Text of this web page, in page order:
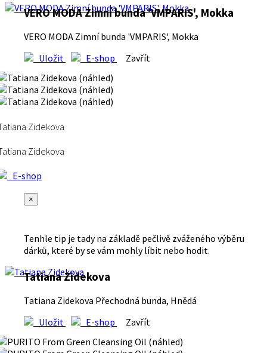
VERO MODA Zimní bunda 'VMPARIS', Mokka
VERO MODA Zimní bunda 'VMPARIS', Mokka
Uložit
E-shop Zavřít
Zidekova
Zidekova
E-shop
×
Tenhle tip je tady na základě pečlivě zváženého výběru
dárků, které by se vám mohly líbit nebo hodit.
Tatiana Zidekova
Tatiana Zidekova Přechodná bunda, Hnědá
Uložit
E-shop Zavřít